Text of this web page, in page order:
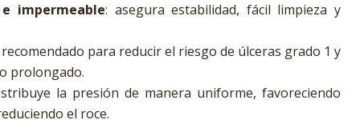
impermeable: asegura estabilidad, fácil limpieza y
recomendado para reducir el riesgo de úlceras grado 1 y
prolongado.
la presión de manera uniforme, favoreciendo
el roce.